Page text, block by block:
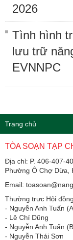
2026
Tình hình
lưu trữ
EVNNPC
Trang chủ
TÒA SOẠN TẠP
Địa chỉ: P. 406-407-
Phường Ô Chợ Dừa,
Email:
Thường trực Hội
​​​​​​- Nguyễn Anh Tuấn
- Lê Chí Dũng
- Nguyễn Anh Tuấn
- Nguyễn Thái Sơn